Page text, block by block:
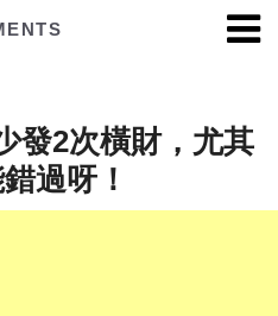
發2次橫財，尤其
過呀！